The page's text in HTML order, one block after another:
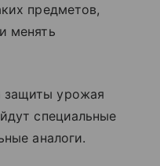
предметов,
менять
урожая
специальные
аналоги.